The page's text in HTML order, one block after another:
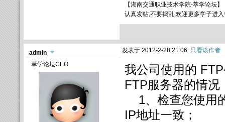
【湖南交通职业技术学院-萃学论坛】
认真发帖,不要捣乱,欢迎更多学子进
admin
萃学论坛CEO
发表于 2012-2-28 21:06 只看该作者
我公司使用的
FTP服务器的情况
1、检查您使用
IP地址一致；